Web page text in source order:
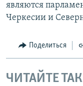
являются
Черкесии и
Поделиться
ЧИТАЙТЕ